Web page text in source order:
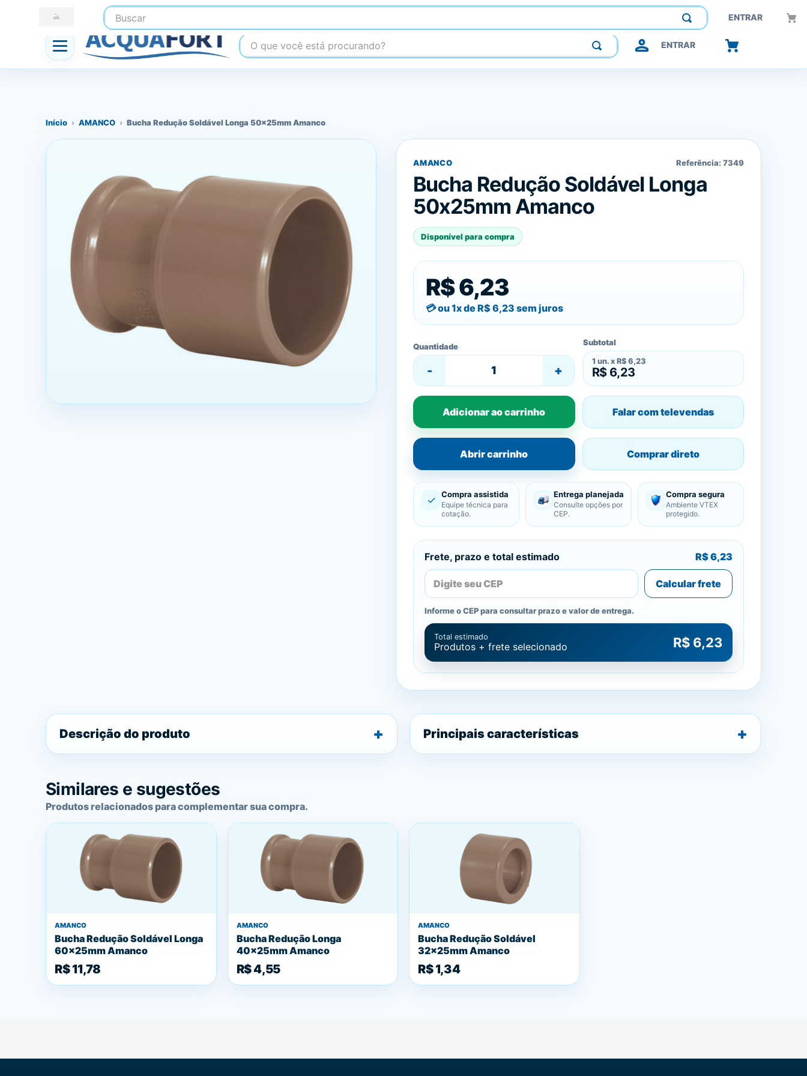
Buscar ENTRAR
☎ (41) 3247-1199 Construindo confiança, inovando o futuro.
O que você está procurando? ENTRAR
Início › AMANCO › Bucha Redução Soldável Longa 50x25mm Amanco
AMANCO Referência: 7349
Bucha Redução Soldável Longa
50x25mm Amanco
Disponível para compra
R$ 6,23
ou 1x de R$ 6,23 sem juros
Quantidade
- +
Subtotal
1 un. x R$ 6,23
R$ 6,23
Adicionar ao carrinho Falar com televendas
Abrir carrinho Comprar direto
✓ Compra assistida
Equipe técnica para
cotação.
Entrega planejada
Consulte opções por
CEP.
Compra segura
Ambiente VTEX
protegido.
Frete, prazo e total estimado R$ 6,23
Calcular frete
Informe o CEP para consultar prazo e valor de entrega.
Total estimado
Produtos + frete selecionado R$ 6,23
Descrição do produto Principais características
Similares e sugestões
Produtos relacionados para complementar sua compra.
AMANCO
Bucha Redução Soldável Longa
60x25mm Amanco
R$ 11,78
AMANCO
Bucha Redução Longa
40x25mm Amanco
R$ 4,55
AMANCO
Bucha Redução Soldável
32x25mm Amanco
R$ 1,34